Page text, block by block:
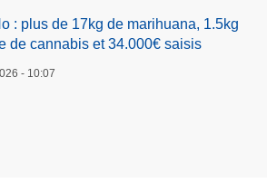
: plus de 17kg de marihuana, 1.5kg
de cannabis et 34.000€ saisis
- 10:07